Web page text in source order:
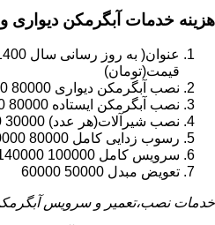
هزینه خدمات آبگرمکن دیواری و
قیمت(تومان)
نصب آبگرمکن دیواری 80000 120000
نصب آبگرمکن ایستاده 80000 140000
نصب شیرآلات(هر عدد) 30000 35000
رسوب زدایی کامل 80000 120000
سرویس کامل 100000 140000
تعویض مبدل 50000 60000
خدمات نصب،تعمیر و سرویس